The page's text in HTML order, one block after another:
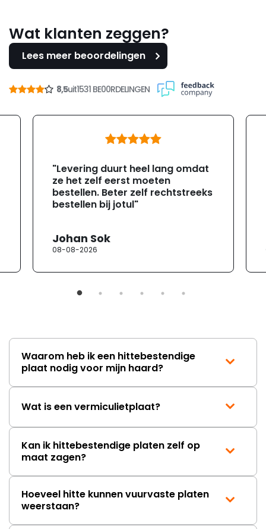
Wat klanten zeggen?
Lees meer beoordelingen
8,5uit1531 BE00RDELINGEN
"Levering duurt heel lang omdat
ze het zelf eerst moeten
bestellen. Beter zelf rechtstreeks
bestellen bij jotul"
Johan Sok
08-08-2026
Waarom heb ik een hittebestendige
plaat nodig voor mijn haard?
Wat is een vermiculietplaat?
Kan ik hittebestendige platen zelf op
maat zagen?
Hoeveel hitte kunnen vuurvaste platen
weerstaan?